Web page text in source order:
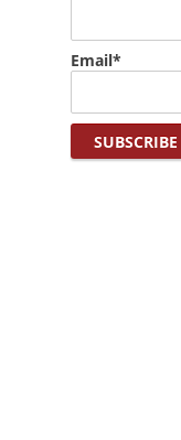
Email*